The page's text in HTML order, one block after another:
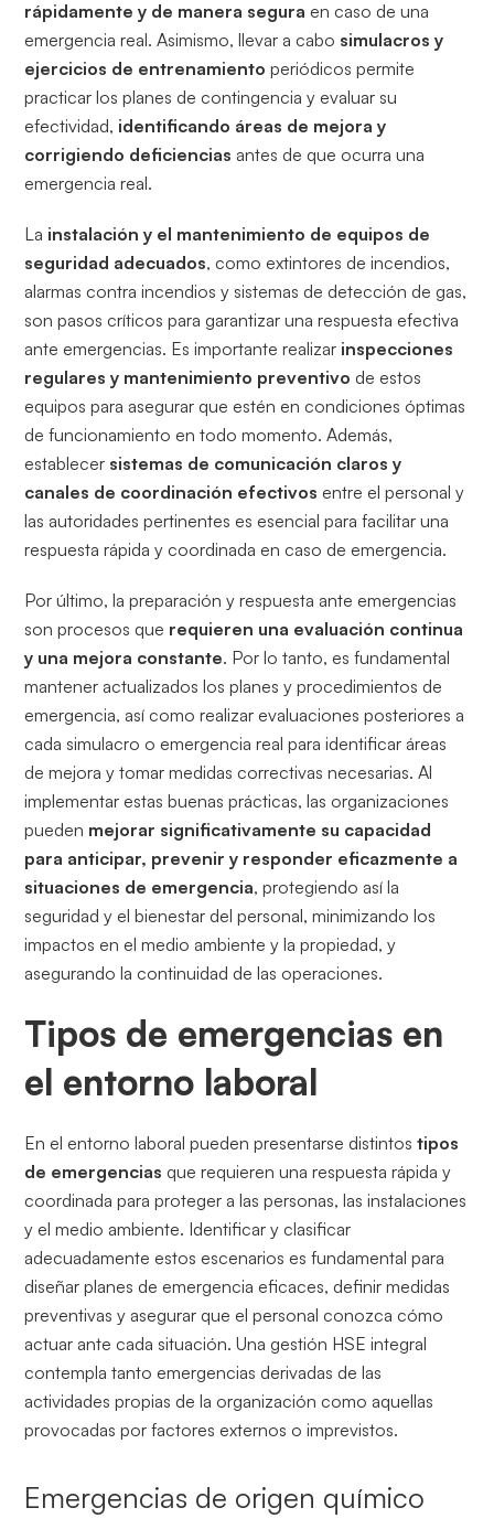
rápidamente y de manera segura en caso de una
emergencia real. Asimismo, llevar a cabo simulacros y
ejercicios de entrenamientoperiódicos permite
practicar los planes de contingencia y evaluar su
efectividad, identificando áreas de mejora y
corrigiendo deficiencias antes de que ocurra una
emergencia real.
La instalación y el mantenimiento de equipos de
seguridad adecuados, como extintores de incendios,
alarmas contra incendios y sistemas de detección de gas,
son pasos críticos para garantizar una respuesta efectiva
ante emergencias. Es importante realizar inspecciones
regulares y mantenimiento preventivo de estos
equipos para asegurar que estén en condiciones óptimas
de funcionamiento en todo momento. Además,
establecer sistemas de comunicación claros y
canales de coordinación efectivos entre el personal y
las autoridades pertinentes es esencial para facilitar una
respuesta rápida y coordinada en caso de emergencia.
Por último, la preparación y respuesta ante emergencias
son procesos que requieren una evaluación continua
y una mejora constante. Por lo tanto, es fundamental
mantener actualizados los planes y procedimientos de
emergencia, así como realizar evaluaciones posteriores a
cada simulacro o emergencia real para identificar áreas
de mejora y tomar medidas correctivas necesarias. Al
implementar estas buenas prácticas, las organizaciones
pueden mejorar significativamente su capacidad
para anticipar, prevenir y responder eficazmente a
situaciones de emergencia, protegiendo así la
seguridad y el bienestar del personal, minimizando los
impactos en el medio ambiente y la propiedad, y
asegurando la continuidad de las operaciones.
Tipos de emergencias en
el entorno laboral
En el entorno laboral pueden presentarse distintostipos
de emergencias que requieren una respuesta rápida y
coordinada para proteger a las personas, las instalaciones
y el medio ambiente. Identificar y clasificar
adecuadamente estos escenarios es fundamental para
diseñar planes de emergencia eficaces, definir medidas
preventivas y asegurar que el personal conozca cómo
actuar ante cada situación. Una gestión HSE integral
contempla tanto emergencias derivadas de las
actividades propias de la organización como aquellas
provocadas por factores externos o imprevistos.
Emergencias de origen químico